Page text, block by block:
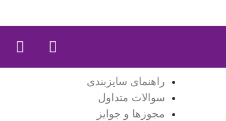
راهنمای سایزبندی
سوالات متداول
مجوزها و جوایز